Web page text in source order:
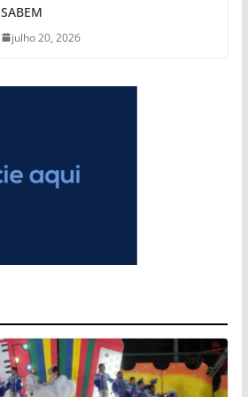
SABEM
julho 20, 2026